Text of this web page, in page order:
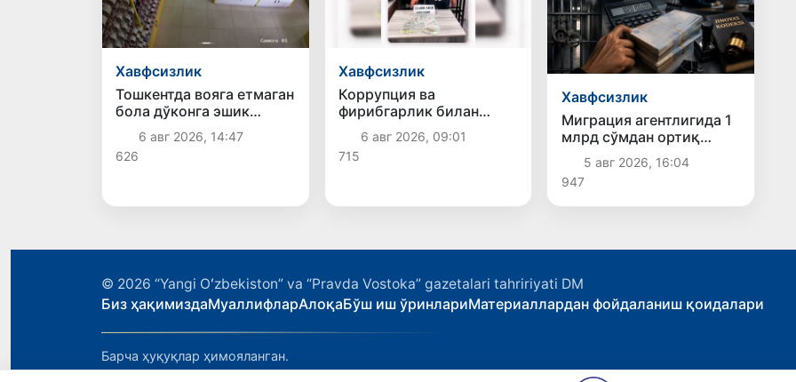
Хавфсизлик
Тошкентда вояга етмаган
бола дўконга эшик
тирқишидан кириб, 6,2
миллион сўм ўғирлади
6 авг 2026, 14:47
626
Хавфсизлик
Коррупция ва
фирибгарлик билан
боғлиқ ҳолатлар
аниқланди
6 авг 2026, 09:01
715
Хавфсизлик
Миграция агентлигида 1
млрд сўмдан ортиқ
маблағ талон-торож
қилингани фош этилди
5 авг 2026, 16:04
947
© 2026 “Yangi Oʻzbekiston” va “Pravda Vostoka” gazetalari tahririyati DM
Биз ҳақимиздаМуаллифларАлоқаБўш иш ўринлариМатериаллардан фойдаланиш қоидалари
Барча ҳуқуқлар ҳимояланган.